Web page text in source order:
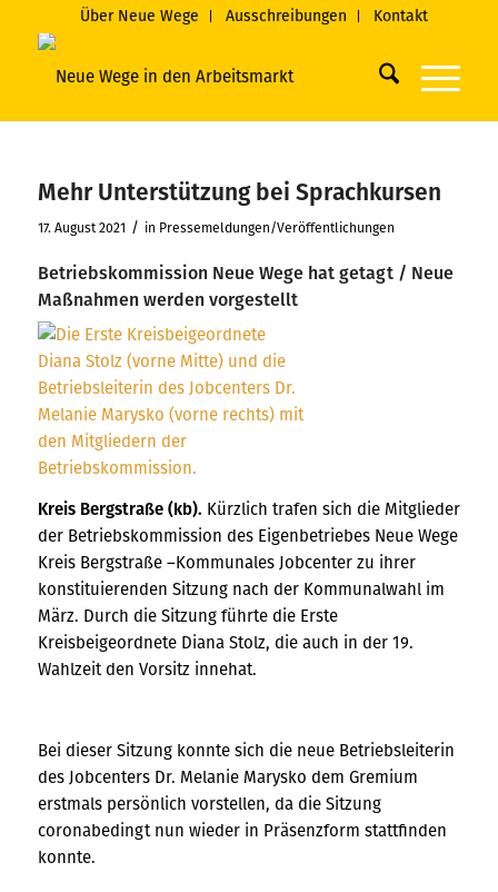
Über Neue Wege Ausschreibungen Kontakt
Mehr Unterstützung bei Sprachkursen
17. August 2021 / in Pressemeldungen/Veröffentlichungen
Betriebskommission Neue Wege hat getagt / Neue
Maßnahmen werden vorgestellt
Kreis Bergstraße (kb). Kürzlich trafen sich die Mitglieder
der Betriebskommission des Eigenbetriebes Neue Wege
Kreis Bergstraße –Kommunales Jobcenter zu ihrer
konstituierenden Sitzung nach der Kommunalwahl im
März. Durch die Sitzung führte die Erste
Kreisbeigeordnete Diana Stolz, die auch in der 19.
Wahlzeit den Vorsitz innehat.
Bei dieser Sitzung konnte sich die neue Betriebsleiterin
des Jobcenters Dr. Melanie Marysko dem Gremium
erstmals persönlich vorstellen, da die Sitzung
coronabedingt nun wieder in Präsenzform stattfinden
konnte.